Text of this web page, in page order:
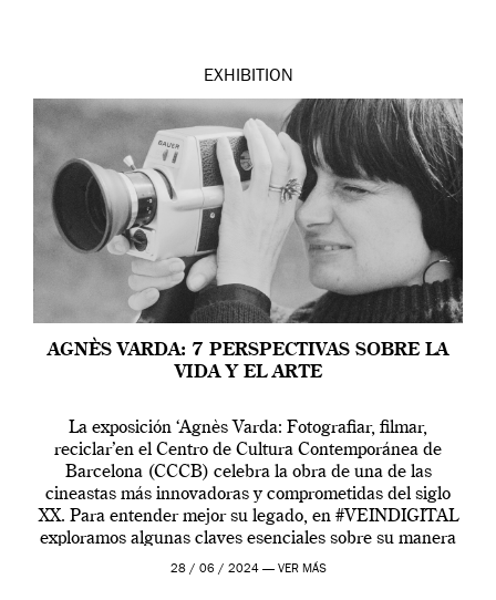
EXHIBITION
AGNÈS VARDA: 7 PERSPECTIVAS SOBRE LA
VIDA Y EL ARTE
La exposición ‘Agnès Varda: Fotografiar, filmar,
reciclar’en el Centro de Cultura Contemporánea de
Barcelona (CCCB) celebra la obra de una de las
cineastas más innovadoras y comprometidas del siglo
XX. Para entender mejor su legado, en #VEINDIGITAL
exploramos algunas claves esenciales sobre su manera
de entender la vida, el cine y el arte contemporáneo.
28 / 06 / 2024 — VER MÁS